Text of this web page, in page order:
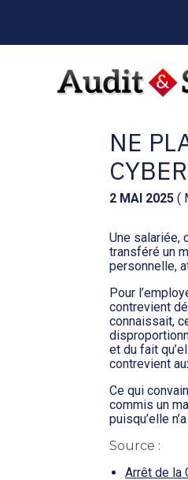
sub-
header
Aller
NE
2 MAI 2025 (
Une salariée,
transféré un
personnelle,
Pour
contrevient
connaissait,
et du fait
contrevient
Ce qui
commis un
puisqu’elle
Source :
Arrêt de la